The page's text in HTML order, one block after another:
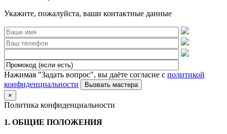
Укажите, пожалуйста, ваши контактные данные
Нажимая "Задать вопрос", вы даёте согласие с политикой
конфиденциальности
×
Политика конфиденциальности
1. ОБЩИЕ ПОЛОЖЕНИЯ